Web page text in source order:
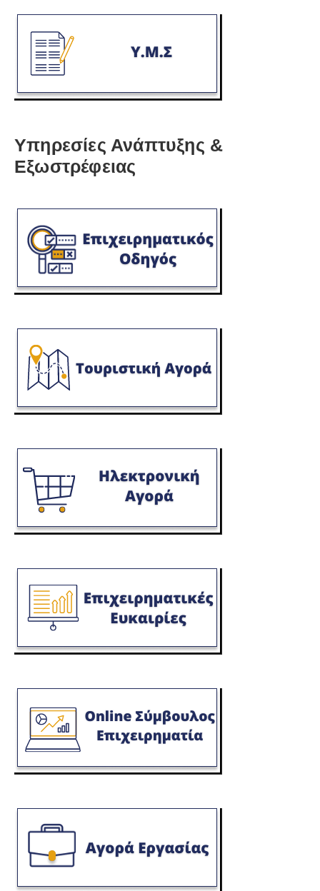
Υπηρεσίες Ανάπτυξης &
Εξωστρέφειας